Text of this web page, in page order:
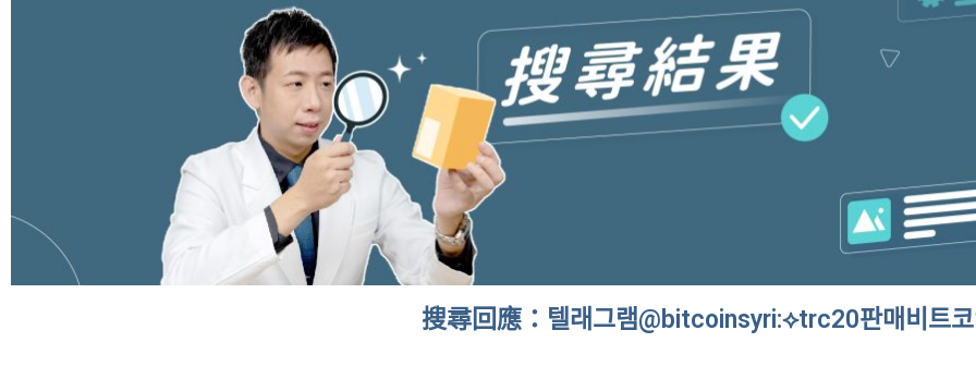
搜尋回應：텔래그램@bitcoinsyri:⟡trc20판매비트